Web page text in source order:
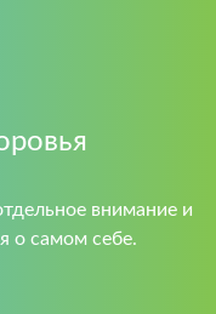
внимание и
о самом себе.